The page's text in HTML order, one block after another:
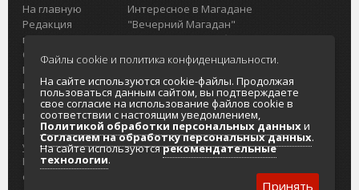
На главную
Редакция
портала
О проекте
Реклама на
портале
Отзывы и
предложения
Интернет-
услуги
Разработка
сайтов
Интересное в Магадане
"Вечерний Магадан"
Городская доска объявлений
Реклама
Главный туристический портал
Колымы
Политика в отношении обработки
персональных данных
Согласие на обработку персональных
данных
Файлы cookie и политика конфиденциальности.
На сайте используются cookie-файлы. Продолжая
пользоваться данным сайтом, вы подтверждаете
свое согласие на использование файлов cookie в
соответствии с настоящим уведомлением,
Политикой обработки персональных данныхи
Согласием на обработку персональных данных.
На сайте используютсярекомендательные
технологии.
Принять